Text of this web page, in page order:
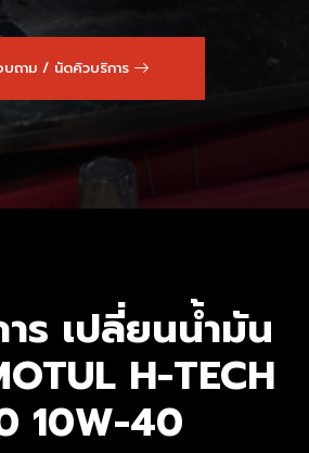
ถาม / นัดคิวบริการ
ร เปลี่ยนน้ำมัน
H-TECH
10W-40